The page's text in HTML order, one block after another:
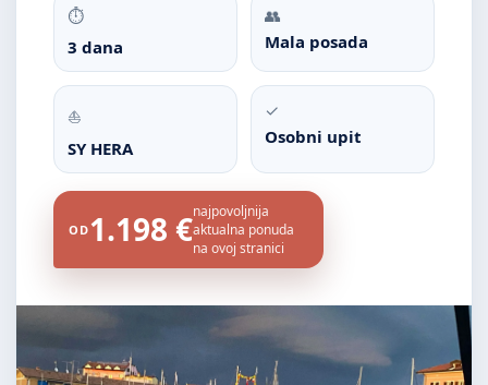
⏱
3 dana
👥
Mala posada
⛵
SY HERA
✓
Osobni upit
OD 1.198 €najpovoljnija
aktualna ponuda
na ovoj stranici